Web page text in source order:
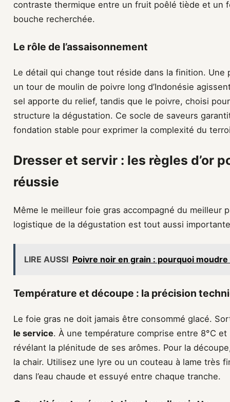
contraste thermique entre un fruit poêlé tiède et un
bouche recherchée.
Le rôle de l’assaisonnement
Le détail qui change tout réside dans la finition. Une
un tour de moulin de poivre long d’Indonésie
sel apporte du relief, tandis que le poivre, choisi
structure la dégustation. Ce socle de saveurs
fondation stable pour exprimer la complexité du
Dresser et servir : les règles d’or
réussie
Même le meilleur foie gras accompagné du meilleur
logistique de la dégustation est tout aussi
LIRE AUSSI Poivre noir en grain : pourquoi
Température et découpe : la précision
Le foie gras ne doit jamais être consommé glacé.
le service. À une température comprise entre 8°C et
révélant la plénitude de ses arômes. Pour la
la chair. Utilisez une lyre ou un couteau à lame très
dans l’eau chaude et essuyé entre chaque tranche.